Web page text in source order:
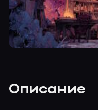
Описание